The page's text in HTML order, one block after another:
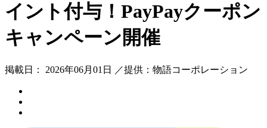
イント付与！PayPayクーポン
キャンペーン開催
掲載日： 2026年06月01日 ／提供：物語コーポレーション